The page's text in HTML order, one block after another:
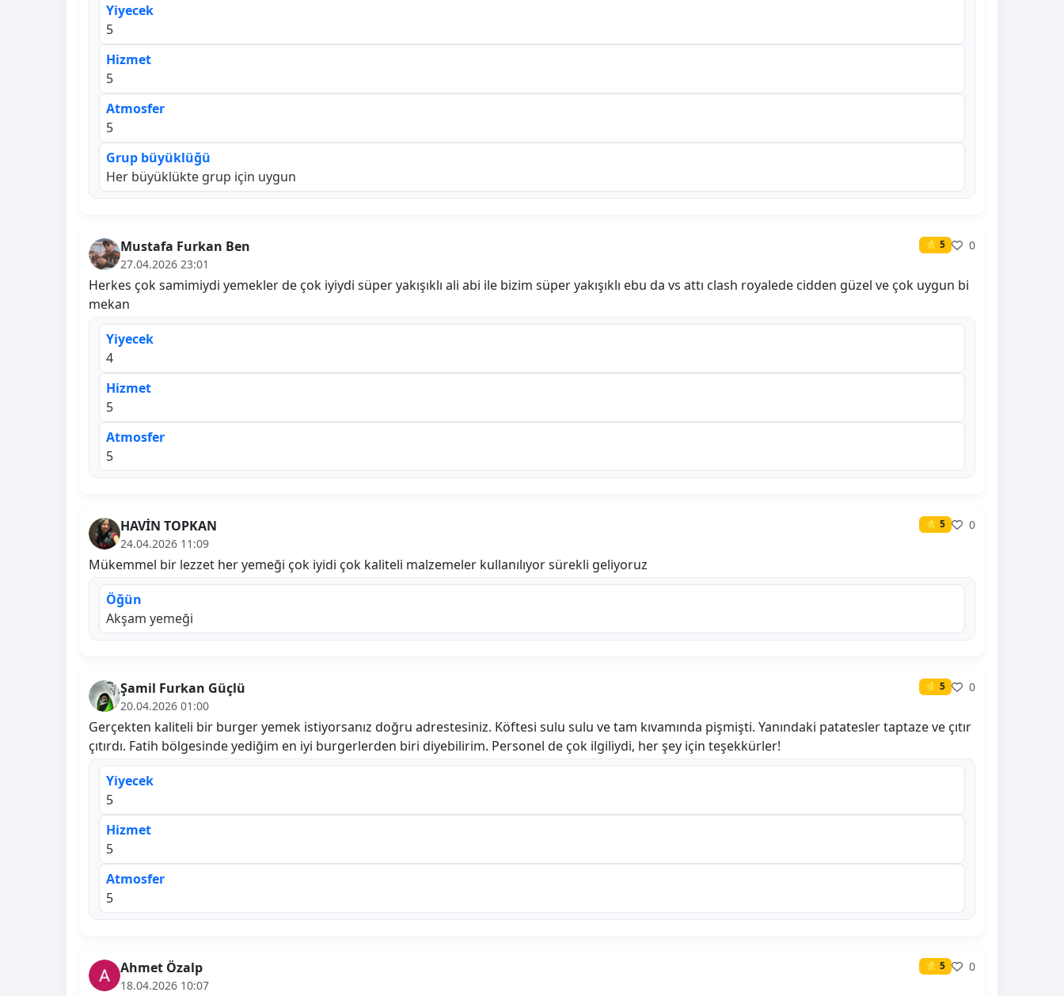
Yiyecek
5
Hizmet
5
Atmosfer
5
Grup büyüklüğü
Her büyüklükte grup için uygun
Mustafa Furkan Ben ⭐ 5
0
27.04.2026 23:01
Herkes çok samimiydi yemekler de çok iyiydi süper yakışıklı ali abi ile bizim süper yakışıklı ebu da vs attı clash royalede cidden güzel ve çok uygun bi
mekan
Yiyecek
4
Hizmet
5
Atmosfer
5
HAVİN TOPKAN ⭐ 5
0
24.04.2026 11:09
Mükemmel bir lezzet her yemeği çok iyidi çok kaliteli malzemeler kullanılıyor sürekli geliyoruz
Öğün
Akşam yemeği
Şamil Furkan Güçlü ⭐ 5
0
20.04.2026 01:00
Gerçekten kaliteli bir burger yemek istiyorsanız doğru adrestesiniz. Köftesi sulu sulu ve tam kıvamında pişmişti. Yanındaki patatesler taptaze ve çıtır
çıtırdı. Fatih bölgesinde yediğim en iyi burgerlerden biri diyebilirim. Personel de çok ilgiliydi, her şey için teşekkürler!
Yiyecek
5
Hizmet
5
Atmosfer
5
Ahmet Özalp ⭐ 5
0
18.04.2026 10:07